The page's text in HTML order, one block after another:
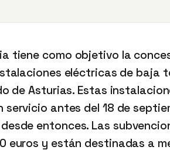
tiene como objetivo la
eléctricas de baja
de Asturias. Estas
antes del 18 de
entonces. Las
euros y están destinadas a